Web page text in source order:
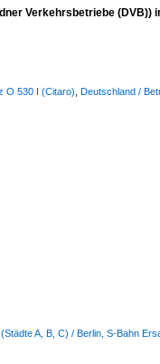
Verkehrsbetriebe (DVB))
O 530 I (Citaro) Deutschland /
A, B, C) / Berlin, S-Bahn